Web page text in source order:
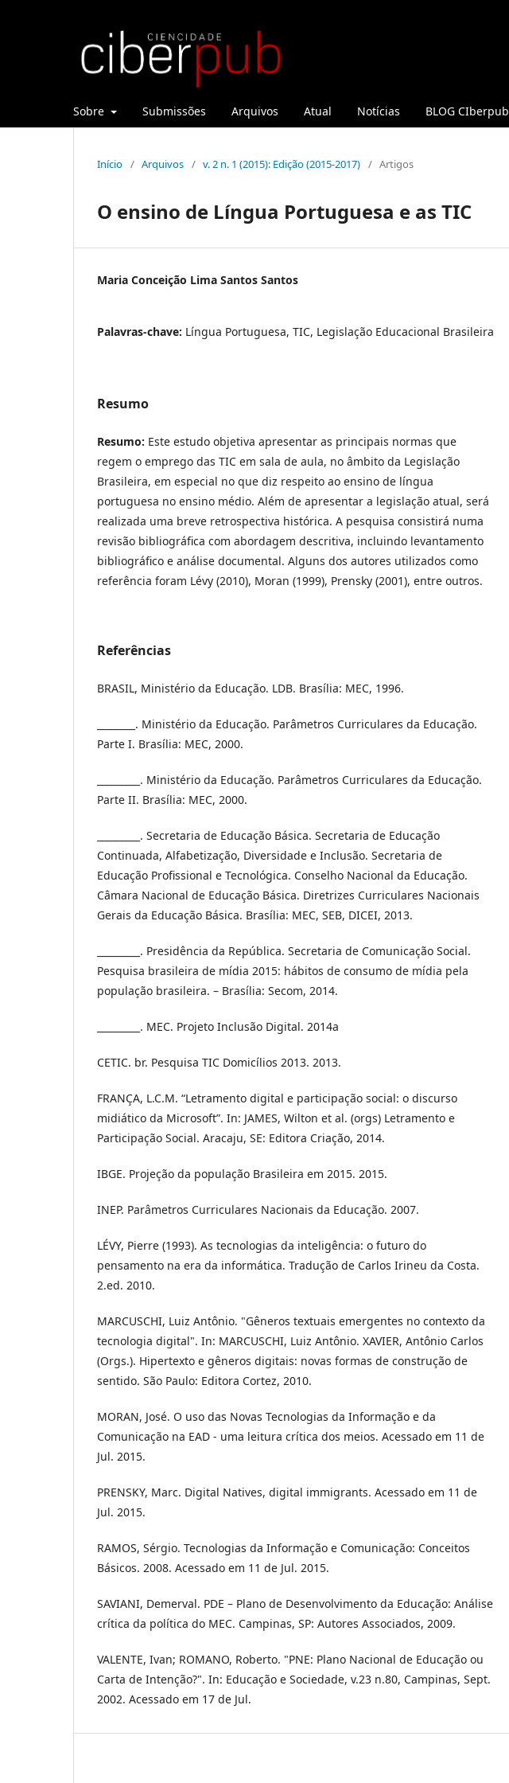
Sobre Submissões Arquivos Atual Notícias BLOG CIberpub
Início / Arquivos / v. 2 n. 1 (2015): Edição (2015-2017) / Artigos
O ensino de Língua Portuguesa e as TIC
Maria Conceição Lima Santos Santos
Palavras-chave: Língua Portuguesa, TIC, Legislação Educacional Brasileira
Resumo
Resumo: Este estudo objetiva apresentar as principais normas que
regem o emprego das TIC em sala de aula, no âmbito da Legislação
Brasileira, em especial no que diz respeito ao ensino de língua
portuguesa no ensino médio. Além de apresentar a legislação atual, será
realizada uma breve retrospectiva histórica. A pesquisa consistirá numa
revisão bibliográfica com abordagem descritiva, incluindo levantamento
bibliográfico e análise documental. Alguns dos autores utilizados como
referência foram Lévy (2010), Moran (1999), Prensky (2001), entre outros.
Referências
BRASIL, Ministério da Educação. LDB. Brasília: MEC, 1996.
________. Ministério da Educação. Parâmetros Curriculares da Educação.
Parte I. Brasília: MEC, 2000.
_________. Ministério da Educação. Parâmetros Curriculares da Educação.
Parte II. Brasília: MEC, 2000.
_________. Secretaria de Educação Básica. Secretaria de Educação
Continuada, Alfabetização, Diversidade e Inclusão. Secretaria de
Educação Profissional e Tecnológica. Conselho Nacional da Educação.
Câmara Nacional de Educação Básica. Diretrizes Curriculares Nacionais
Gerais da Educação Básica. Brasília: MEC, SEB, DICEI, 2013.
_________. Presidência da República. Secretaria de Comunicação Social.
Pesquisa brasileira de mídia 2015: hábitos de consumo de mídia pela
população brasileira. – Brasília: Secom, 2014.
_________. MEC. Projeto Inclusão Digital. 2014a
CETIC. br. Pesquisa TIC Domicílios 2013. 2013.
FRANÇA, L.C.M. “Letramento digital e participação social: o discurso
midiático da Microsoft”. In: JAMES, Wilton et al. (orgs) Letramento e
Participação Social. Aracaju, SE: Editora Criação, 2014.
IBGE. Projeção da população Brasileira em 2015. 2015.
INEP. Parâmetros Curriculares Nacionais da Educação. 2007.
LÉVY, Pierre (1993). As tecnologias da inteligência: o futuro do
pensamento na era da informática. Tradução de Carlos Irineu da Costa.
2.ed. 2010.
MARCUSCHI, Luiz Antônio. "Gêneros textuais emergentes no contexto da
tecnologia digital". In: MARCUSCHI, Luiz Antônio. XAVIER, Antônio Carlos
(Orgs.). Hipertexto e gêneros digitais: novas formas de construção de
sentido. São Paulo: Editora Cortez, 2010.
MORAN, José. O uso das Novas Tecnologias da Informação e da
Comunicação na EAD - uma leitura crítica dos meios. Acessado em 11 de
Jul. 2015.
PRENSKY, Marc. Digital Natives, digital immigrants. Acessado em 11 de
Jul. 2015.
RAMOS, Sérgio. Tecnologias da Informação e Comunicação: Conceitos
Básicos. 2008. Acessado em 11 de Jul. 2015.
SAVIANI, Demerval. PDE – Plano de Desenvolvimento da Educação: Análise
crítica da política do MEC. Campinas, SP: Autores Associados, 2009.
VALENTE, Ivan; ROMANO, Roberto. "PNE: Plano Nacional de Educação ou
Carta de Intenção?". In: Educação e Sociedade, v.23 n.80, Campinas, Sept.
2002. Acessado em 17 de Jul.